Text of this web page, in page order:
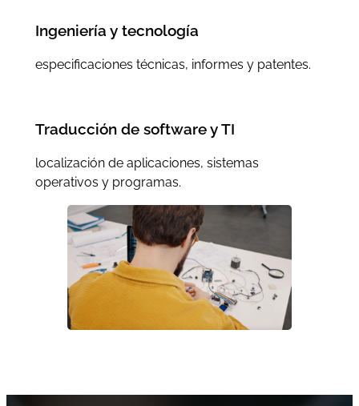
Ingeniería y tecnología
especificaciones técnicas, informes y patentes.
Traducción de software y TI
localización de aplicaciones, sistemas
operativos y programas.